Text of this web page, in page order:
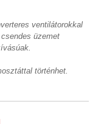
ventilátorokkal
üzemet
történhet.